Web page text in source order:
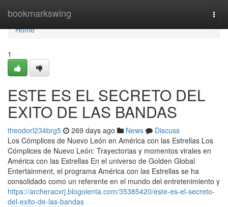
bookmarkswing
Home
Home
1
ESTE ES EL SECRETO DEL
EXITO DE LAS BANDAS
theodorl234brg5 269 days ago News
Discuss
Los Cómplices de Nuevo León en América con las Estrellas Los
Cómplices de Nuevo León: Trayectorias y momentos virales en
América con las Estrellas En el universo de Golden Global
Entertainment, el programa América con las Estrellas se ha
consolidado como un referente en el mundo del entretenimiento y
https://archeracxrj.blogolenta.com/35385420/este-es-el-secreto-
del-exito-de-las-bandas